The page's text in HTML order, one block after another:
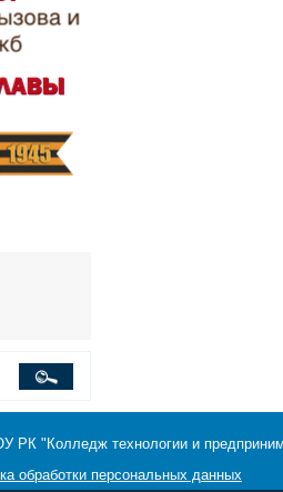
РК "Колледж технологии и
обработки персональных данных